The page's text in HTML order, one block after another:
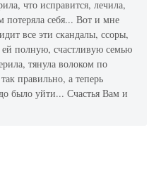
что исправится, лечила,
потеряла себя... Вот и мне
все эти скандалы, ссоры,
ей полную, счастливую семью
тянула волоком по
правильно, а теперь
было уйти... Счастья Вам и